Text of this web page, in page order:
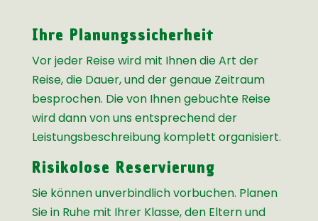
Ihre Planungssicherheit
Vor jeder Reise wird mit Ihnen die Art der
Reise, die Dauer, und der genaue Zeitraum
besprochen. Die von Ihnen gebuchte Reise
wird dann von uns entsprechend der
Leistungsbeschreibung komplett organisiert.
Risikolose Reservierung
Sie können unverbindlich vorbuchen. Planen
Sie in Ruhe mit Ihrer Klasse, den Eltern und